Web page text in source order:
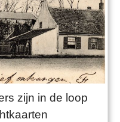
zijn in de loop